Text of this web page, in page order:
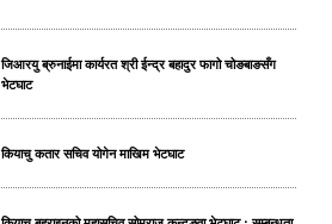
जिआरयु ब्रुनाईमा कार्यरत श्री ईन्द्र बहादुर फागो चोङबाङसँग
भेटघाट
कियाचु कतार सचिव योगेन माखिम भेटघाट